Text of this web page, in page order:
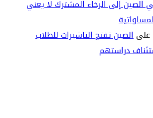
إلى الرخاء المشترك لا يعني
علىالصين تفتح التاشيرات للطلاب
دراستهم